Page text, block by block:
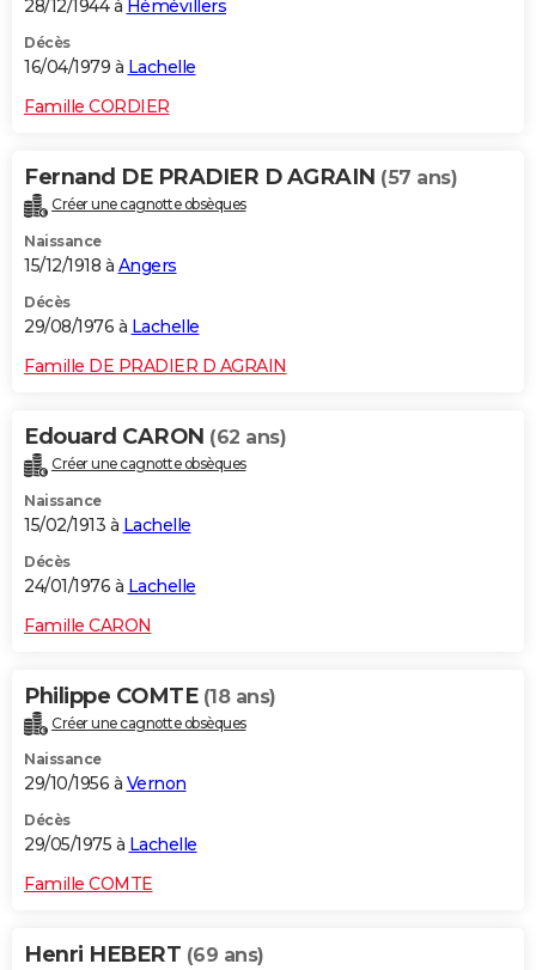
28/12/1944 à Hémévillers
Décès
16/04/1979 à Lachelle
Famille CORDIER
Fernand DE PRADIER D AGRAIN (57 ans)
Créer une cagnotte obsèques
Naissance
15/12/1918 à Angers
Décès
29/08/1976 à Lachelle
Famille DE PRADIER D AGRAIN
Edouard CARON (62 ans)
Créer une cagnotte obsèques
Naissance
15/02/1913 à Lachelle
Décès
24/01/1976 à Lachelle
Famille CARON
Philippe COMTE (18 ans)
Créer une cagnotte obsèques
Naissance
29/10/1956 à Vernon
Décès
29/05/1975 à Lachelle
Famille COMTE
Henri HEBERT (69 ans)